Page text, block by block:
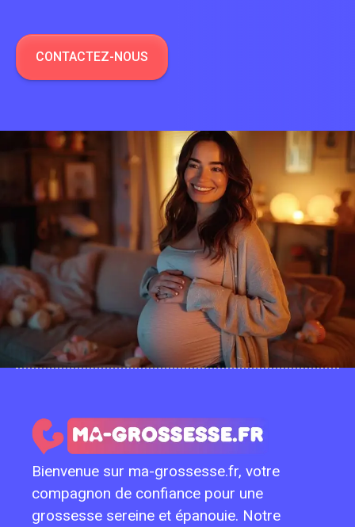
CONTACTEZ-NOUS
Bienvenue sur ma-grossesse.fr, votre
compagnon de confiance pour une
grossesse sereine et épanouie. Notre